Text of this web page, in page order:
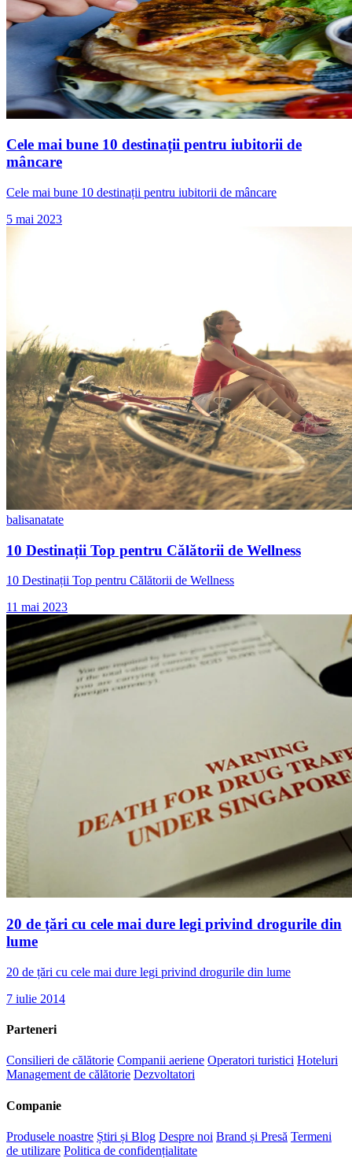
Cele mai bune 10 destinații pentru iubitorii de
mâncare
Cele mai bune 10 destinații pentru iubitorii de mâncare
5 mai 2023
balisanatate
10 Destinații Top pentru Călătorii de Wellness
10 Destinații Top pentru Călătorii de Wellness
11 mai 2023
20 de țări cu cele mai dure legi privind drogurile din
lume
20 de țări cu cele mai dure legi privind drogurile din lume
7 iulie 2014
Parteneri
Consilieri de călătorie Companii aeriene Operatori turistici Hoteluri
Management de călătorie Dezvoltatori
Companie
Produsele noastre Știri și Blog Despre noi Brand și Presă Termeni
de utilizare Politica de confidențialitate